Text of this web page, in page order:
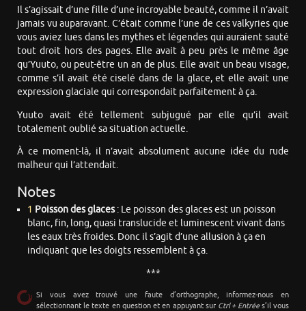
Il s’agissait d’une fille d’une incroyable beauté, comme il n’avait
jamais vu auparavant. C’était comme l’une de ces valkyries que
vous aviez lues dans les mythes et légendes qui auraient sauté
tout droit hors des pages. Elle avait à peu près le même âge
qu’Yuuto, ou peut-être un an de plus. Elle avait un beau visage,
comme s’il avait été ciselé dans de la glace, et elle avait une
expression glaciale qui correspondait parfaitement à ça.
Yuuto avait été tellement subjugué par elle qu’il avait
totalement oublié sa situation actuelle.
À ce moment-là, il n’avait absolument aucune idée du rude
malheur qui l’attendait.
Notes
1 Poisson des glaces: Le poisson des glaces est un poisson
blanc, fin, long, quasi translucide et luminescent vivant dans
les eaux très froides. Donc il s’agit d’une allusion à ça en
indiquant que les doigts ressemblent à ça.
***
Si vous avez trouvé une faute d’orthographe, informez-nous en
sélectionnant le texte en question et en appuyant sur Ctrl + Entrées’il vous